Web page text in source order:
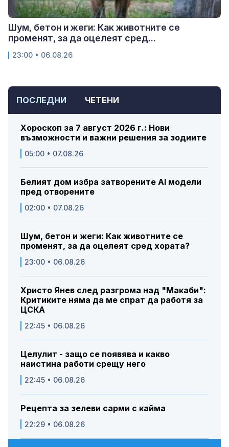
ПОСЛЕДНИ ЧЕТЕНИ
Хороскоп за 7 август 2026 г.: Нови
възможности и важни решения за зодиите
05:00 • 07.08.26
Белият дом избра затворените AI модели
пред отворените
02:00 • 07.08.26
Шум, бетон и жеги: Как животните се
променят, за да оцелеят сред хората?
23:00 • 06.08.26
Христо Янев след разгрома над "Макаби":
Критиките няма да ме спрат да работя за
ЦСКА
22:45 • 06.08.26
Целулит - защо се появява и какво
наистина работи срещу него
22:45 • 06.08.26
Рецепта за зелеви сарми с кайма
22:29 • 06.08.26
Шум, бетон и жеги: Как животните се
променят, за да оцелеят сред...
23:00 • 06.08.26